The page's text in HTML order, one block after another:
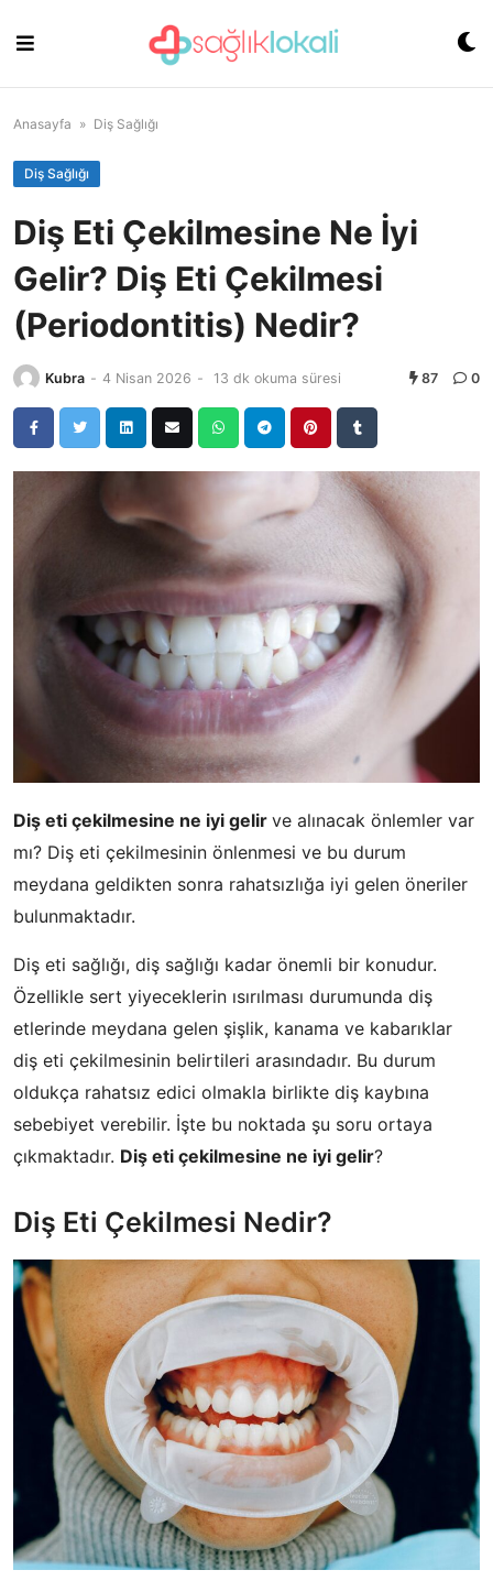
content
Anasayfa » Diş Sağlığı
Diş Sağlığı
Diş Eti Çekilmesine Ne İyi
Gelir? Diş Eti Çekilmesi
(Periodontitis) Nedir?
Kubra - 4 Nisan 2026 - 13 dk okuma süresi 87 0
Diş eti çekilmesine ne iyi gelir ve alınacak önlemler var
mı? Diş eti çekilmesinin önlenmesi ve bu durum
meydana geldikten sonra rahatsızlığa iyi gelen öneriler
bulunmaktadır.
Diş eti sağlığı, diş sağlığı kadar önemli bir konudur.
Özellikle sert yiyeceklerin ısırılması durumunda diş
etlerinde meydana gelen şişlik, kanama ve kabarıklar
diş eti çekilmesinin belirtileri arasındadır. Bu durum
oldukça rahatsız edici olmakla birlikte diş kaybına
sebebiyet verebilir. İşte bu noktada şu soru ortaya
çıkmaktadır. Diş eti çekilmesine ne iyi gelir?
Diş Eti Çekilmesi Nedir?